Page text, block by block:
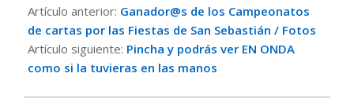
01-
19
Artículo anterior: Ganador@s de los Campeonatos
de cartas por las Fiestas de San Sebastián / Fotos
Artículo siguiente: Pincha y podrás ver EN ONDA
como si la tuvieras en las manos